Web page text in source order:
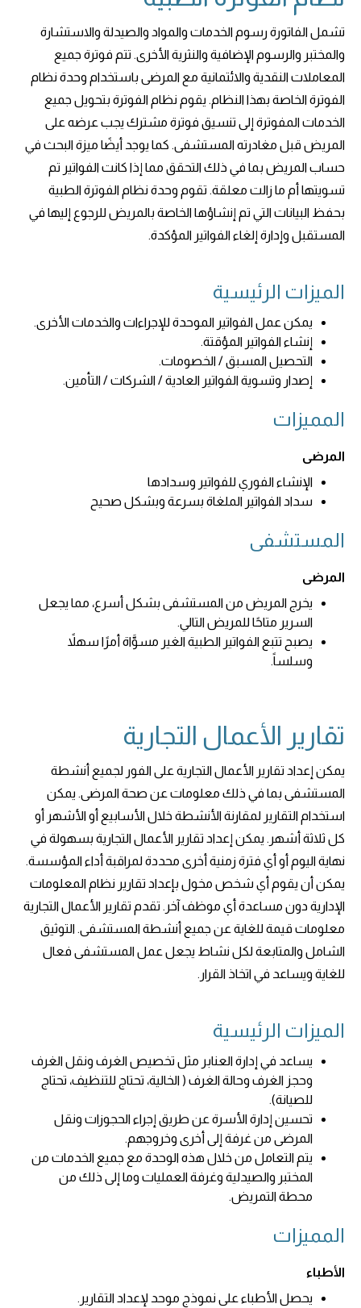
تشمل الفاتورة رسوم الخدمات والمواد والصيدلة والاستشارة
والمختبر والرسوم الإضافية والنثرية الأخرى. تتم فوترة جميع
المعاملات النقدية والائتمانية مع المرضى باستخدام وحدة نظام
الفوترة الخاصة بهذا النظام. يقوم نظام الفوترة بتحويل جميع
الخدمات المفوترة إلى تنسيق فوترة مشترك يجب عرضه على
المريض قبل مغادرته المستشفى. كما يوجد أيضًا ميزة البحث في
حساب المريض بما في ذلك التحقق مما إذا كانت الفواتير تم
تسويتها أم ما زالت معلقة. تقوم وحدة نظام الفوترة الطبية
بحفظ البيانات التي تم إنشاؤها الخاصة بالمريض للرجوع إليها في
المستقبل وإدارة إلغاء الفواتير المؤكدة.
الميزات الرئيسية
يمكن عمل الفواتير الموحدة للإجراءات والخدمات الأخرى.
إنشاء الفواتير المؤقتة.
التحصيل المسبق / الخصومات.
إصدار وتسوية الفواتير العادية / الشركات / التأمين.
المميزات
المرضى
الإنشاء الفوري للفواتير وسدادها
سداد الفواتير الملغاة بسرعة وبشكل صحيح
المستشفى
المرضى
يخرج المريض من المستشفى بشكل أسرع، مما يجعل
السرير متاحًا للمريض التالي.
يصبح تتبع الفواتير الطبية الغير مسوَّاة أمرًا سهلاً
وسلساً.
تقارير الأعمال التجارية
يمكن إعداد تقارير الأعمال التجارية على الفور لجميع أنشطة
المستشفى بما في ذلك معلومات عن صحة المرضى. يمكن
استخدام التقارير لمقارنة الأنشطة خلال الأسابيع أو الأشهر أو
كل ثلاثة أشهر. يمكن إعداد تقارير الأعمال التجارية بسهولة في
نهاية اليوم أو أي فترة زمنية أخرى محددة لمراقبة أداء المؤسسة.
يمكن أن يقوم أي شخص مخول بإعداد تقارير نظام المعلومات
الإدارية دون مساعدة أي موظف آخر. تقدم تقارير الأعمال التجارية
معلومات قيمة للغاية عن جميع أنشطة المستشفى. التوثيق
الشامل والمتابعة لكل نشاط يجعل عمل المستشفى فعال
للغاية ويساعد في اتخاذ القرار.
الميزات الرئيسية
يساعد في إدارة العنابر مثل تخصيص الغرف ونقل الغرف
وحجز الغرف وحالة الغرف ( الخالية، تحتاج للتنظيف، تحتاج
للصيانة).
تحسين إدارة الأسرة عن طريق إجراء الحجوزات ونقل
المرضى من غرفة إلى أخرى وخروجهم.
يتم التعامل من خلال هذه الوحدة مع جميع الخدمات من
المختبر والصيدلية وغرفة العمليات وما إلى ذلك من
محطة التمريض.
المميزات
الأطباء
يحصل الأطباء على نموذج موحد لإعداد التقارير.